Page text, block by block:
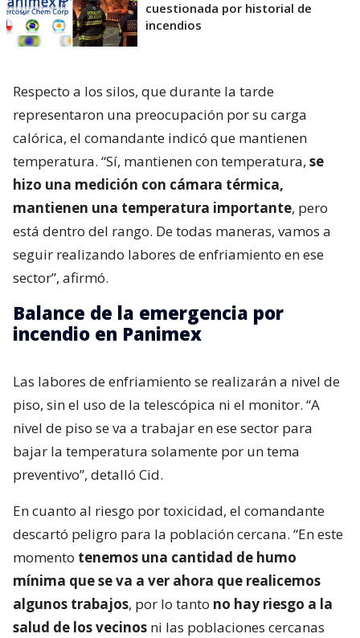
cuestionada por historial de
incendios
Respecto a los silos, que durante la tarde
representaron una preocupación por su carga
calórica, el comandante indicó que mantienen
temperatura. “Sí, mantienen con temperatura, se
hizo una medición con cámara térmica,
mantienen una temperatura importante, pero
está dentro del rango. De todas maneras, vamos a
seguir realizando labores de enfriamiento en ese
sector”, afirmó.
Balance de la emergencia por
incendio en Panimex
Las labores de enfriamiento se realizarán a nivel de
piso, sin el uso de la telescópica ni el monitor. “A
nivel de piso se va a trabajar en ese sector para
bajar la temperatura solamente por un tema
preventivo”, detalló Cid.
En cuanto al riesgo por toxicidad, el comandante
descartó peligro para la población cercana. “En este
momento tenemos una cantidad de humo
mínima que se va a ver ahora que realicemos
algunos trabajos, por lo tanto no hay riesgo a la
salud de los vecinos ni las poblaciones cercanas